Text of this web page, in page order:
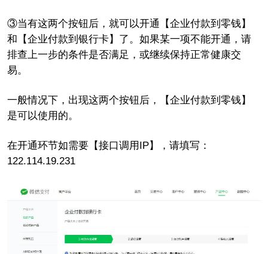
③当有这两个按钮后，就可以开通
【企业付款到零钱】
和【企业付款到银行卡】 了。如果某一项不能开通，请
排查上一步的条件是否满足，或继续保持正常健康交
易。
一般情况下，出现这两个按钮后，【企业付款到零钱】
是可以使用的。
在开通环节如需要【接口调用IP】，请填写：
122.114.19.231